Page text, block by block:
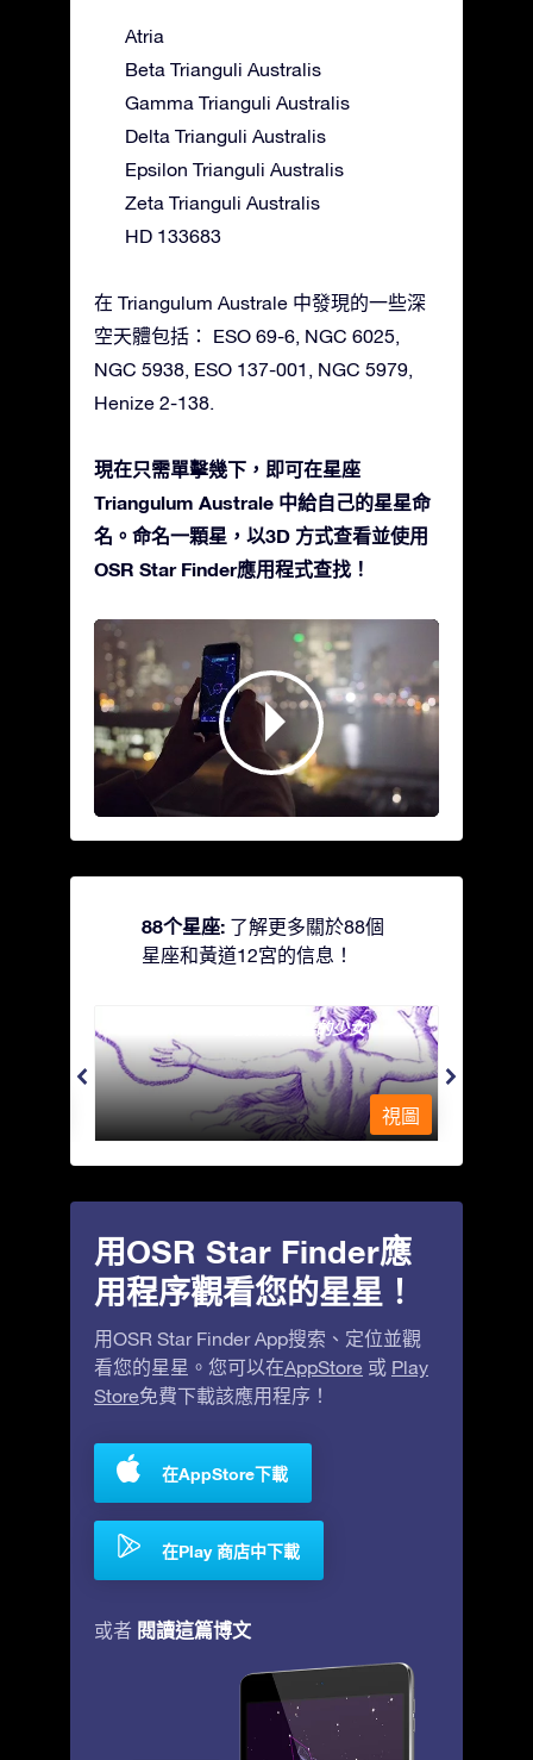
Atria
Beta Trianguli Australis
Gamma Trianguli Australis
Delta Trianguli Australis
Epsilon Trianguli Australis
Zeta Trianguli Australis
HD 133683
在 Triangulum Australe 中發現的一些深
空天體包括： ESO 69-6, NGC 6025,
NGC 5938, ESO 137-001, NGC 5979,
Henize 2-138.
現在只需單擊幾下，即可在星座
Triangulum Australe 中給自己的星星命
名。命名一顆星，以3D 方式查看並使用
OSR Star Finder應用程式查找！
88个星座: 了解更多關於88個
星座和黃道12宮的信息！
Andromeda - 被鐵鍊鎖著的少女
視圖
用OSR Star Finder應
用程序觀看您的星星！
用OSR Star Finder App搜索、定位並觀
看您的星星。您可以在AppStore 或 Play
Store免費下載該應用程序！
在AppStore下載
在Play 商店中下載
或者 閱讀這篇博文